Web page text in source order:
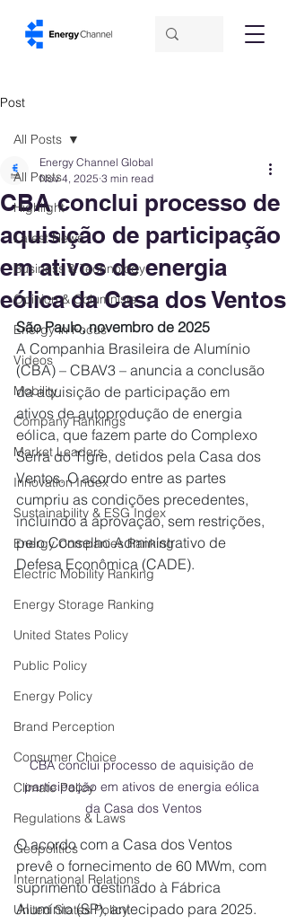
Post
All Posts
Highlight
Latest News
Business & Technology
Opinion & Columnists
Energy in Focus
Videos
Mobility
Company Rankings
Market Leaders
Innovation Index
Sustainability & ESG Index
Energy Companies Ranking
Electric Mobility Ranking
Energy Storage Ranking
United States Policy
Public Policy
Energy Policy
Brand Perception
Consumer Choice
Climate Policy
Regulations & Laws
Geopolitics
International Relations
United States Policy
All Posts
CBA conclui processo de
aquisição de participação
em ativos de energia
eólica da Casa dos Ventos
Energy Channel Global
Nov 4, 2025 3 min read
São Paulo, novembro de 2025
A Companhia Brasileira de Alumínio
(CBA) – CBAV3 – anuncia a conclusão
da aquisição de participação em
ativos de autoprodução de energia
eólica, que fazem parte do Complexo
Serra do Tigre, detidos pela Casa dos
Ventos. O acordo entre as partes
cumpriu as condições precedentes,
incluindo a aprovação, sem restrições,
pelo Conselho Administrativo de
Defesa Econômica (CADE).
CBA conclui processo de aquisição de
participação em ativos de energia eólica
da Casa dos Ventos
O acordo com a Casa dos Ventos
prevê o fornecimento de 60 MWm, com
suprimento destinado à Fábrica
Alumínio (SP), antecipado para 2025.